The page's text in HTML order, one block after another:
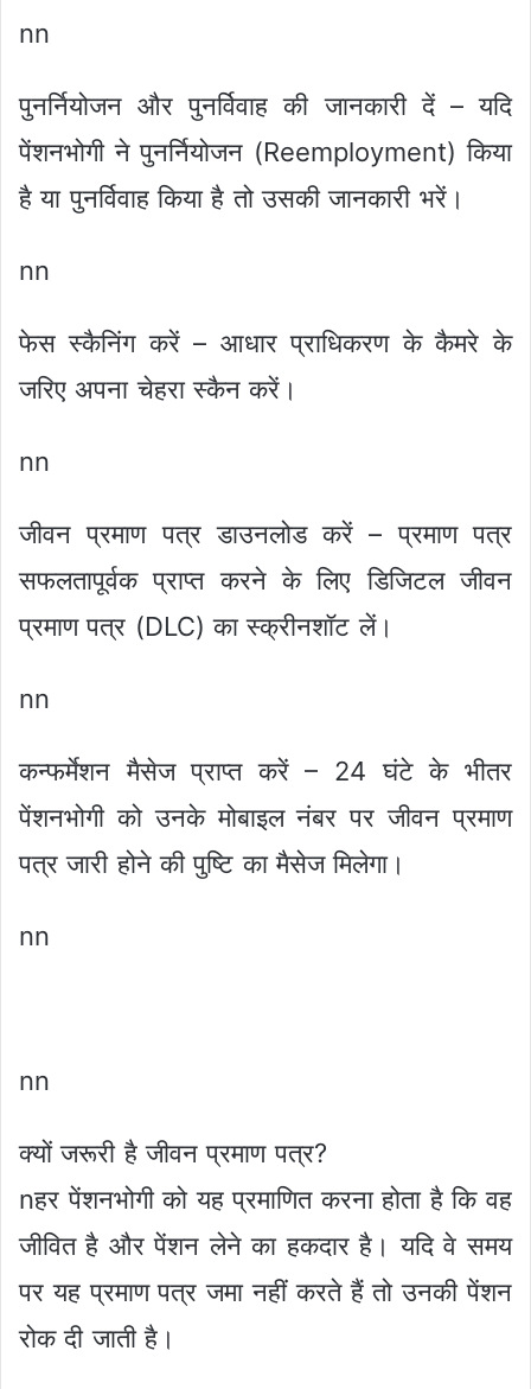
nn
पुनर्नियोजन और पुनर्विवाह की जानकारी दें – यदि
पेंशनभोगी ने पुनर्नियोजन (Reemployment) किया
है या पुनर्विवाह किया है तो उसकी जानकारी भरें।
nn
फेस स्कैनिंग करें – आधार प्राधिकरण के कैमरे के
जरिए अपना चेहरा स्कैन करें।
nn
जीवन प्रमाण पत्र डाउनलोड करें – प्रमाण पत्र
सफलतापूर्वक प्राप्त करने के लिए डिजिटल जीवन
प्रमाण पत्र (DLC) का स्क्रीनशॉट लें।
nn
कन्फर्मेशन मैसेज प्राप्त करें – 24 घंटे के भीतर
पेंशनभोगी को उनके मोबाइल नंबर पर जीवन प्रमाण
पत्र जारी होने की पुष्टि का मैसेज मिलेगा।
nn
nn
क्यों जरूरी है जीवन प्रमाण पत्र?
nहर पेंशनभोगी को यह प्रमाणित करना होता है कि वह
जीवित है और पेंशन लेने का हकदार है। यदि वे समय
पर यह प्रमाण पत्र जमा नहीं करते हैं तो उनकी पेंशन
रोक दी जाती है।